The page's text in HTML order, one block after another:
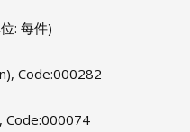
: 每件)
Code:000282
Code:000074